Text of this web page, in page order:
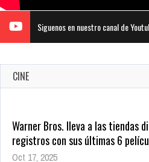
Siguenos en nuestro canal de
CINE
Warner Bros. lleva a las tiendas
registros con sus últimas 6
Oct 17, 2025